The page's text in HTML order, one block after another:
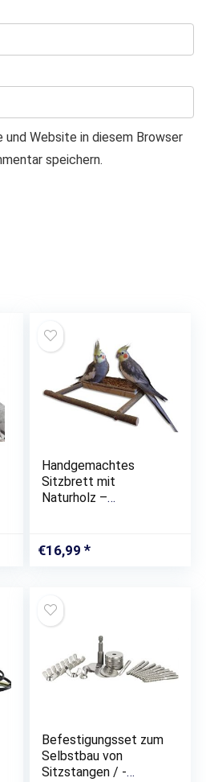
und Website in diesem Browser
speichern.
Handgemachtes
Sitzbrett mit
Naturholz –
für die Voliere oder
den Vogelkäfig
€16,99
Befestigungsset zum
Selbstbau von
Sitzstangen / -